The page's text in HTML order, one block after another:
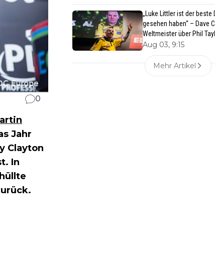
0
Jahr
Clayton
In
„Luke Littler ist der beste
gesehen haben“ – Dave
Weltmeister über Phil
Aug 03, 9:15
Mehr Artikel